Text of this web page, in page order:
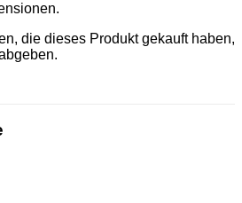
die dieses Produkt gekauft haben,